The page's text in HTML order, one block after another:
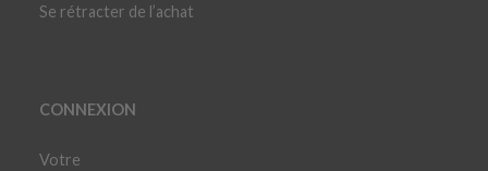
Se rétracter de l’achat
CONNEXION
Votre